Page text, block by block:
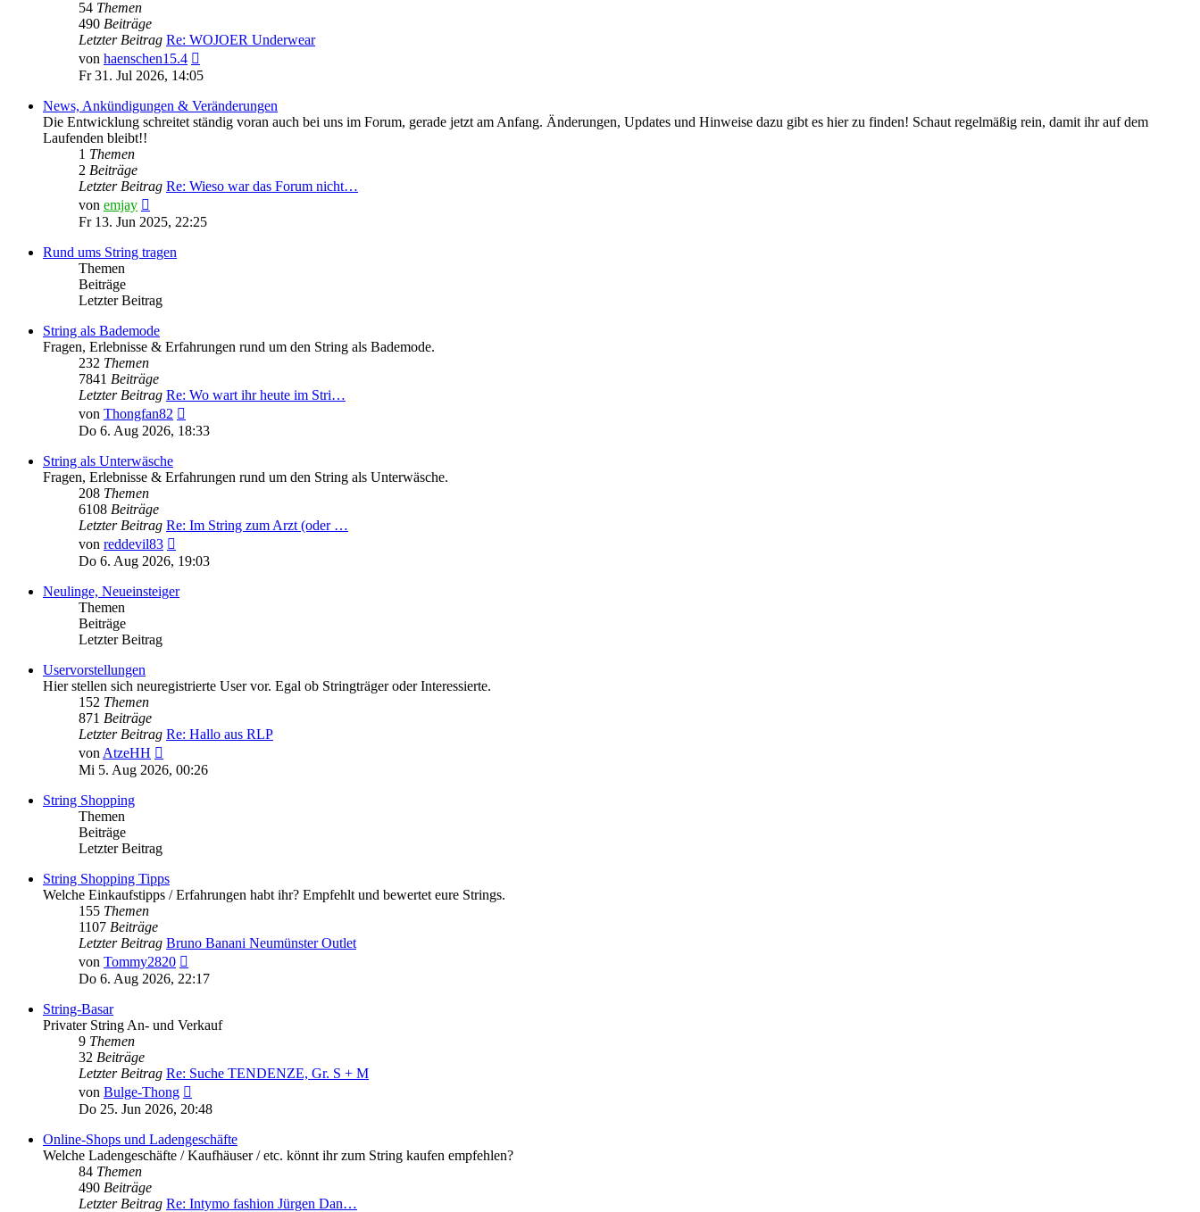
54 Themen
490 Beiträge
Letzter Beitrag Re: WOJOER Underwear
von haenschen15.4
Beitrag
Fr 31. Jul 2026, 14:05
News, Ankündigungen & Veränderungen
Die Entwicklung schreitet ständig voran auch bei uns im Forum, gerade jetzt am Anfang. Änderungen, Updates und Hinweise dazu gibt es hier zu finden! Schaut regelmäßig rein, damit ihr auf dem
Laufenden bleibt!!
1 Themen
2 Beiträge
Letzter Beitrag Re: Wieso war das Forum nicht…
von emjay
Beitrag
Fr 13. Jun 2025, 22:25
Rund ums String tragen
Themen
Beiträge
Letzter Beitrag
String als Bademode
Fragen, Erlebnisse & Erfahrungen rund um den String als Bademode.
232 Themen
7841 Beiträge
Letzter Beitrag Re: Wo wart ihr heute im Stri…
von Thongfan82
Beitrag
Do 6. Aug 2026, 18:33
String als Unterwäsche
Fragen, Erlebnisse & Erfahrungen rund um den String als Unterwäsche.
208 Themen
6108 Beiträge
Letzter Beitrag Re: Im String zum Arzt (oder …
von reddevil83
Beitrag
Do 6. Aug 2026, 19:03
Neulinge, Neueinsteiger
Themen
Beiträge
Letzter Beitrag
Uservorstellungen
Hier stellen sich neuregistrierte User vor. Egal ob Stringträger oder Interessierte.
152 Themen
871 Beiträge
Letzter Beitrag Re: Hallo aus RLP
von AtzeHH
Beitrag
Mi 5. Aug 2026, 00:26
String Shopping
Themen
Beiträge
Letzter Beitrag
String Shopping Tipps
Welche Einkaufstipps / Erfahrungen habt ihr? Empfehlt und bewertet eure Strings.
155 Themen
1107 Beiträge
Letzter Beitrag Bruno Banani Neumünster Outlet
von Tommy2820
Beitrag
Do 6. Aug 2026, 22:17
String-Basar
Privater String An- und Verkauf
9 Themen
32 Beiträge
Letzter Beitrag Re: Suche TENDENZE, Gr. S + M
von Bulge-Thong
Beitrag
Do 25. Jun 2026, 20:48
Online-Shops und Ladengeschäfte
Welche Ladengeschäfte / Kaufhäuser / etc. könnt ihr zum String kaufen empfehlen?
84 Themen
490 Beiträge
Letzter Beitrag Re: Intymo fashion Jürgen Dan…